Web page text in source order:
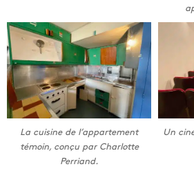
La cuisine de l’appartement
témoin, conçu par Charlotte
Perriand.
Un